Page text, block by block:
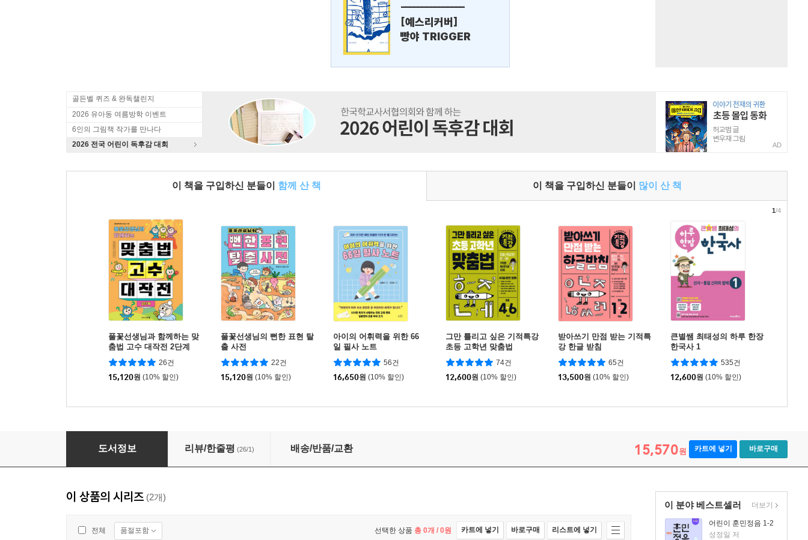
---------------
[예스리커버]
빵야 TRIGGER
골든벨 퀴즈 & 완독챌린지
2026 유아동 여름방학 이벤트
6인의 그림책 작가를 만나다
2026 전국 어린이 독후감 대회
AD
이 책을 구입하신 분들이 함께 산 책 이 책을 구입하신 분들이 많이 산 책
풀꽃선생님과 함께하는 맞
춤법 고수 대작전 2단계
26건
15,120원 (10% 할인)
풀꽃선생님의 뻔한 표현 탈
출 사전
22건
15,120원 (10% 할인)
아이의 어휘력을 위한 66
일 필사 노트
56건
16,650원 (10% 할인)
그만 틀리고 싶은 기적특강
초등 고학년 맞춤법
74건
12,600원 (10% 할인)
받아쓰기 만점 받는 기적특
강 한글 받침
65건
13,500원 (10% 할인)
큰별쌤 최태성의 하루 한장
한국사 1
535건
12,600원 (10% 할인)
1/4
풀꽃선생님과 함께하는 맞춤법 고수 대작전 1단계
도서정보 리뷰/한줄평 (26/1) 배송/반품/교환 15,570원 카트에 넣기 바로구매
이 분야 베스트셀러
어린이 훈민정음 1-2
성정일 저
더보기
이 상품의 시리즈 (2개)
전체 품절포함 선택한 상품 총 0개 / 0원 카트에 넣기 바로구매 리스트에 넣기